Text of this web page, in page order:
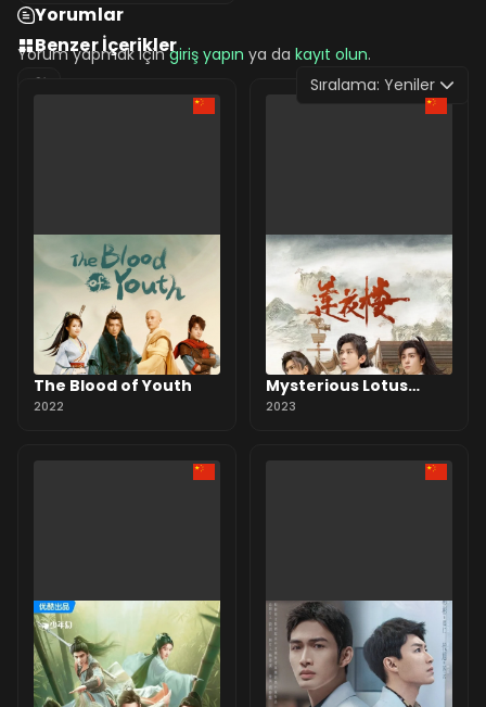
Yorumlar
Yorum yapmak içingiriş yapın ya da kayıt olun.
Sıralama: Yeniler
Benzer İçerikler
The Blood of Youth
2022
Mysterious Lotus
Casebook
2023